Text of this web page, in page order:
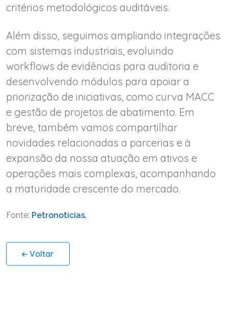
critérios metodológicos auditáveis.
Além disso, seguimos ampliando integrações
com sistemas industriais, evoluindo
workflows de evidências para auditoria e
desenvolvendo módulos para apoiar a
priorização de iniciativas, como curva MACC
e gestão de projetos de abatimento. Em
breve, também vamos compartilhar
novidades relacionadas a parcerias e à
expansão da nossa atuação em ativos e
operações mais complexas, acompanhando
a maturidade crescente do mercado.
Fonte: Petronotícias.
Voltar